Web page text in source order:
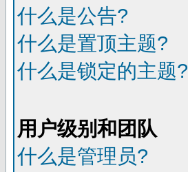
什么是公告?
什么是置顶主题?
什么是锁定的主题?
用户级别和团队
什么是管理员?